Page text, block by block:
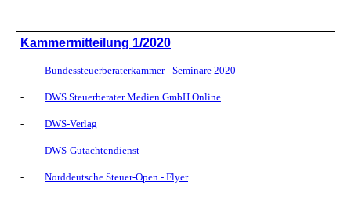
Kammermitteilung 1/2020
- Bundessteuerberaterkammer - Seminare 2020
- DWS Steuerberater Medien GmbH Online
- DWS-Verlag
- DWS-Gutachtendienst
- Norddeutsche Steuer-Open - Flyer